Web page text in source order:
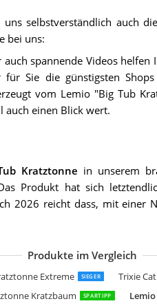
selbstverständlich auch die
bei uns:
auch spannende Videos helfen
für Sie die günstigsten
vom Lemio "Big Tub
auch einen Blick wert.
Kratztonne in unserem
Produkt hat sich
2026 reicht dass, mit einer
Produkte im Vergleich
Extreme SIEGER Trixie
Kratzbaum SPARTIPP
dibea Kratztonne
nanook
AK for Pets
Nobby
dibea KT00920
RHRQuality
Lemio
Nobby Kratzbaum
Nobby Kratzbaum
nanook
nanook Casimir
Petigi Kratztonne
M&G Techno
HTI-Line
Kerbl Kratztonne
Petigi Kratztonne
Vesper 52094
Bontoy
Bontoy
nanook Katzen